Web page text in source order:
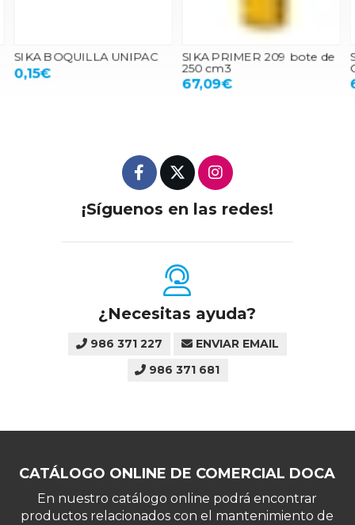
SIKA BOQUILLA UNIPAC
0,15€
SIKA PRIMER 209 bote de
250 cm3
67,09€
¡Síguenos en las redes!
¿Necesitas ayuda?
986 371 227
ENVIAR EMAIL
986 371 681
CATÁLOGO ONLINE DE COMERCIAL DOCA
En nuestro catálogo online podrá encontrar
productos relacionados con el mantenimiento de